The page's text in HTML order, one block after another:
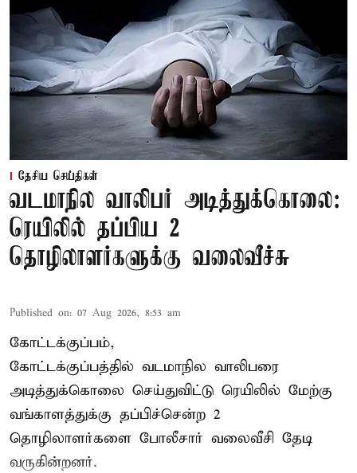
தேசிய செய்திகள்
வடமாநில வாலிபர் அடித்துக்கொலை:
ரெயிலில் தப்பிய 2
தொழிலாளர்களுக்கு வலைவீச்சு
Published on: 07 Aug 2026, 8:53 am
கோட்டக்குப்பம்,
கோட்டக்குப்பத்தில் வடமாநில வாலிபரை
அடித்துக்கொலை செய்துவிட்டு ரெயிலில் மேற்கு
வங்காளத்துக்கு தப்பிச்சென்ற 2
தொழிலாளர்களை போலீசார் வலைவீசி தேடி
வருகின்றனர்.